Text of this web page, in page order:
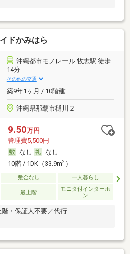
ドかみはら
沖縄都市モノレール 牧志駅 徒歩
14分
その他の交通
築9年1ヶ月 / 10階建
沖縄県那覇市樋川２
9.50万円
管理費5,500円
なし
なし
10階 / 1DK（33.9m2）
敷金なし 一人暮らし
最上階
モニタ付インターホ
ン
・保証人不要／代行